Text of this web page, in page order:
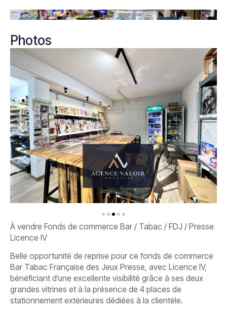
Photos
À vendre Fonds de commerce Bar / Tabac / FDJ / Presse
Licence IV
Belle opportunité de reprise pour ce fonds de commerce
Bar Tabac Française des Jeux Presse, avec Licence IV,
bénéficiant d’une excellente visibilité grâce à ses deux
grandes vitrines et à la présence de 4 places de
stationnement extérieures dédiées à la clientèle.